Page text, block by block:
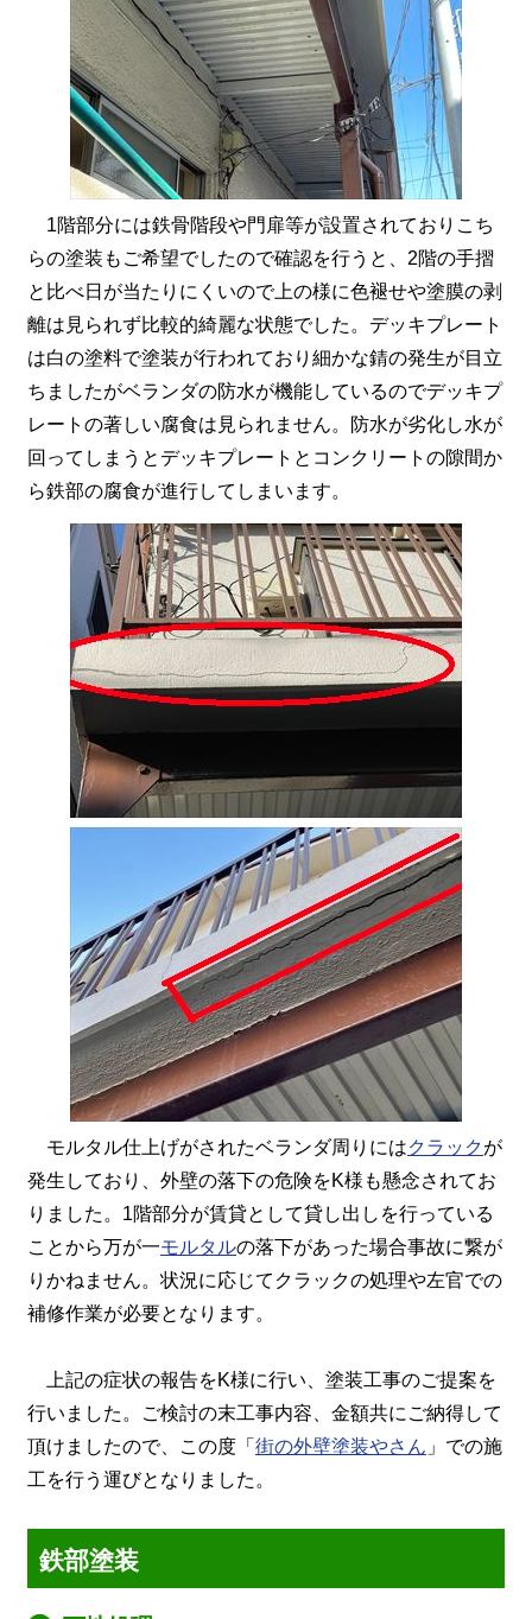
1階部分には鉄骨階段や門扉等が設置されておりこち
らの塗装もご希望でしたので確認を行うと、2階の手摺
と比べ日が当たりにくいので上の様に色褪せや塗膜の剥
離は見られず比較的綺麗な状態でした。デッキプレート
は白の塗料で塗装が行われており細かな錆の発生が目立
ちましたがベランダの防水が機能しているのでデッキプ
レートの著しい腐食は見られません。防水が劣化し水が
回ってしまうとデッキプレートとコンクリートの隙間か
ら鉄部の腐食が進行してしまいます。
モルタル仕上げがされたベランダ周りにはクラック が
発生しており、外壁の落下の危険をK様も懸念されてお
りました。1階部分が賃貸として貸し出しを行っている
ことから万が一モルタルの落下があった場合事故に繋が
りかねません。状況に応じてクラックの処理や左官での
補修作業が必要となります。
上記の症状の報告をK様に行い、塗装工事のご提案を
行いました。ご検討の末工事内容、金額共にご納得して
頂けましたので、この度「 街の外壁塗装やさん 」での施
工を行う運びとなりました。
鉄部塗装